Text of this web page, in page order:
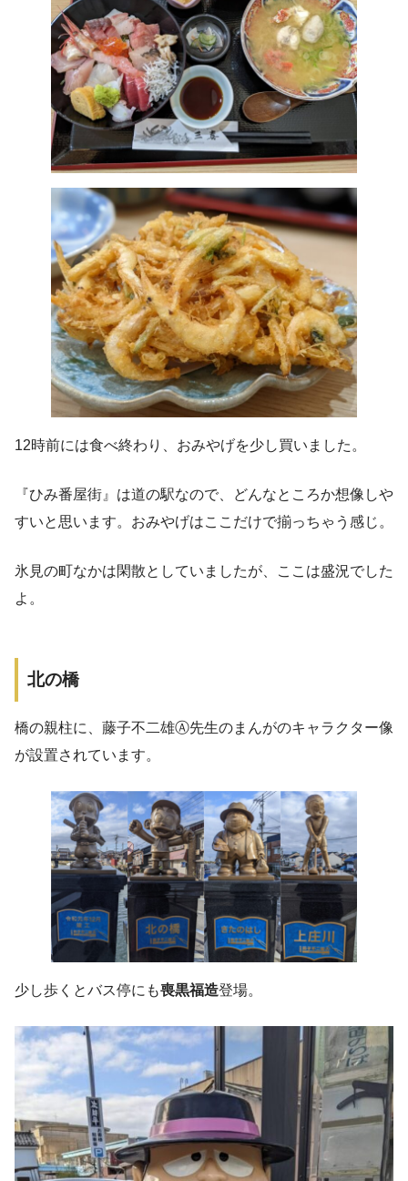
12時前には食べ終わり、おみやげを少し買いました。
『ひみ番屋街』は道の駅なので、どんなところか想像しや
すいと思います。おみやげはここだけで揃っちゃう感じ。
氷見の町なかは閑散としていましたが、ここは盛況でした
よ。
北の橋
橋の親柱に、藤子不二雄Ⓐ先生のまんがのキャラクター像
が設置されています。
少し歩くとバス停にも喪黒福造登場。